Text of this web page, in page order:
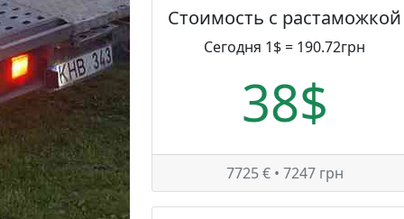
Стоимость с растаможкой
Сегодня 1$ = 190.72грн
38$
7725 € • 7247 грн